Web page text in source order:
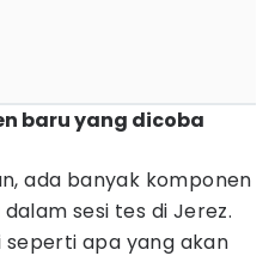
baru yang dicoba
ada banyak komponen
sesi tes di Jerez.
seperti apa yang akan